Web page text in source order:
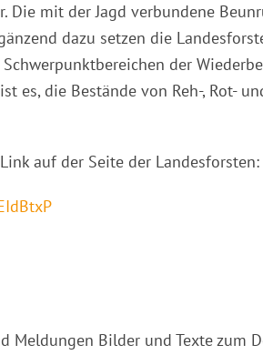
Die mit der Jagd verbundene
dazu setzen die
der
es, die Bestände von Reh-, Rot-
auf der Seite der Landesforsten:
Meldungen Bilder und Texte zum